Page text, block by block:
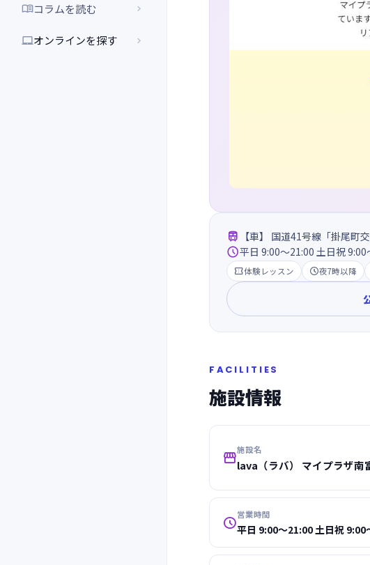
コラムを読む 
オンラインを探す 
 【車】 国道41号線「掛尾
平日 9:00～21:00 土日祝 9:00
体験レッスン 夜7時以降
FACILITIES
施設情報
施設名
lava（ラバ） マイプラザ南
営業時間
平日 9:00～21:00 土日祝 9:00